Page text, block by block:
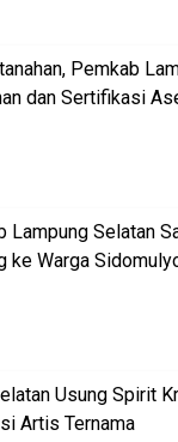
Pemkab
dan Sertifikasi
Lampung Selatan
ke Warga
Usung Spirit
Artis Ternama